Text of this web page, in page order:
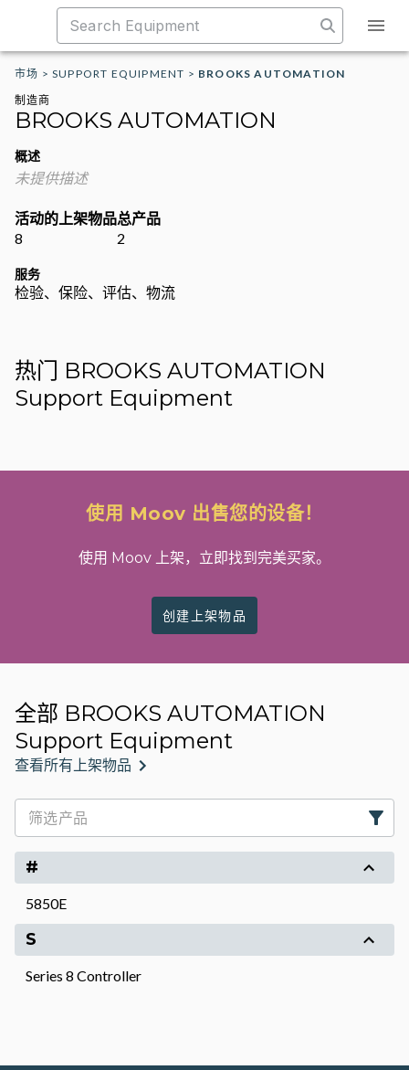
市场 >SUPPORT EQUIPMENT > BROOKS AUTOMATION
制造商
BROOKS AUTOMATION
概述
未提供描述
活动的上架物品
8
总产品
2
服务
检验、保险、评估、物流
热门 BROOKS AUTOMATION
Support Equipment
使用 Moov 出售您的设备！
使用 Moov 上架，立即找到完美买家。
创建上架物品
全部 BROOKS AUTOMATION
Support Equipment
查看所有上架物品
#
5850E
S
Series 8 Controller